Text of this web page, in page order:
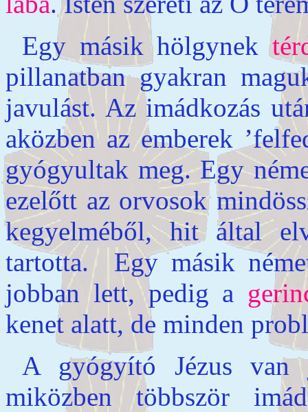
Egy másik hölgynek
pillanatban gyakran
javulást. Az imádkozás
aközben az emberek
gyógyultak meg. Egy
ezelőtt az orvosok
kegyelméből, hit által
tartotta. Egy másik
jobban lett, pedig a
kenet alatt, de minden
A gyógyító Jézus van
miközben többször